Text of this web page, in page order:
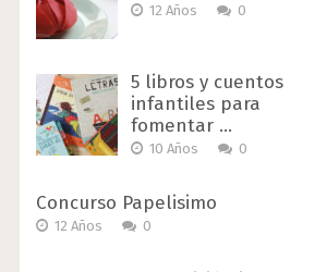
12 Años 0
5 libros y cuentos
infantiles para
fomentar …
10 Años 0
Concurso Papelisimo
12 Años 0